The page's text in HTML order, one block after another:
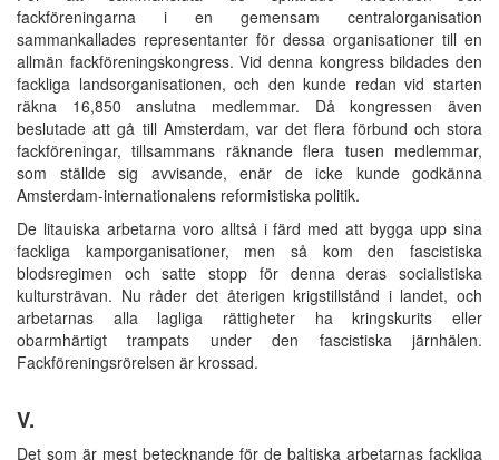
fackföreningarna i en gemensam centralorganisation
sammankallades representanter för dessa organisationer till en
allmän fackföreningskongress. Vid denna kongress bildades den
fackliga landsorganisationen, och den kunde redan vid starten
räkna 16,850 anslutna medlemmar. Då kongressen även
beslutade att gå till Amsterdam, var det flera förbund och stora
fackföreningar, tillsammans räknande flera tusen medlemmar,
som ställde sig avvisande, enär de icke kunde godkänna
Amsterdam-internationalens reformistiska politik.
De litauiska arbetarna voro alltså i färd med att bygga upp sina
fackliga kamporganisationer, men så kom den fascistiska
blodsregimen och satte stopp för denna deras socialistiska
kultursträvan. Nu råder det återigen krigstillstånd i landet, och
arbetarnas alla lagliga rättigheter ha kringskurits eller
obarmhärtigt trampats under den fascistiska järnhälen.
Fackföreningsrörelsen är krossad.
V.
Det som är mest betecknande för de baltiska arbetarnas fackliga